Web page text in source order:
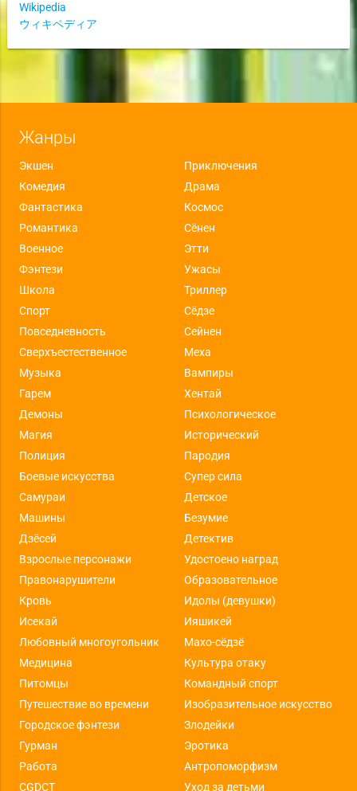
Wikipedia
ウィキペディア
Жанры
Экшен
Приключения
Комедия
Драма
Фантастика
Космос
Романтика
Сёнен
Военное
Этти
Фэнтези
Ужасы
Школа
Триллер
Спорт
Сёдзе
Повседневность
Сейнен
Сверхъестественное
Меха
Музыка
Вампиры
Гарем
Хентай
Демоны
Психологическое
Магия
Исторический
Полиция
Пародия
Боевые искусства
Супер сила
Самураи
Детское
Машины
Безумие
Дзёсей
Детектив
Взрослые персонажи
Удостоено наград
Правонарушители
Образовательное
Кровь
Идолы (девушки)
Исекай
Ияшикей
Любовный многоугольник
Махо-сёдзё
Медицина
Культура отаку
Питомцы
Командный спорт
Путешествие во времени
Изобразительное искусство
Городское фэнтези
Злодейки
Гурман
Эротика
Работа
Антропоморфизм
CGDCT
Уход за детьми